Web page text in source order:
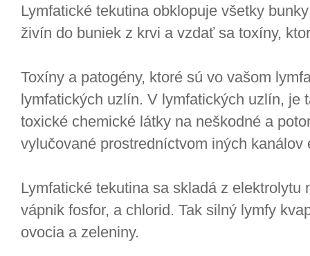
Lymfatické tekutina obklopuje všetky
živín do buniek z krvi a vzdať sa toxíny,
Toxíny a patogény, ktoré sú vo vašom
lymfatických uzlín. V lymfatických uzlín, je
toxické chemické látky na neškodné a
vylučované prostredníctvom iných kanálov
Lymfatické tekutina sa skladá z elektrolytu
vápnik fosfor, a chlorid. Tak silný lymfy
ovocia a zeleniny.